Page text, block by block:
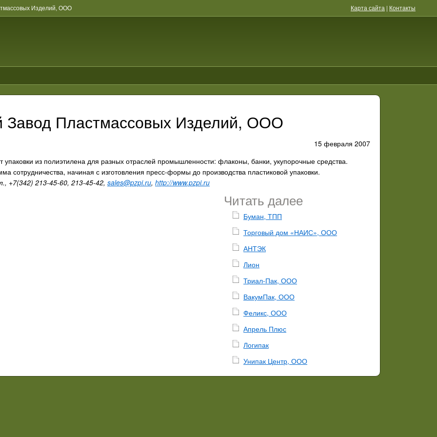
Изделий, ООО Карта сайта | Контакты
Завод Пластмассовых Изделий, ООО
15 февраля 2007
упаковки из полиэтилена для разных отраслей промышленности: флаконы, банки, укупорочные средства.
сотрудничества, начиная с изготовления пресс-формы до производства пластиковой упаковки.
+7(342) 213-45-60, 213-45-42, sales@pzpi.ru, http://www.pzpi.ru
Читать далее
Буман, ТПП
Торговый дом «НАИС», ООО
АНТЭК
Лион
Триал-Пак, ООО
ВакумПак, ООО
Феликс, ООО
Апрель Плюс
Логипак
Унипак Центр, ООО